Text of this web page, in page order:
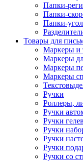
Папки-
Папки-
Папки-
Товары для
Маркеры и
Маркеры
Маркеры
Маркеры
Ручки
Роллеры,
Ручки
Ручки
Ручки
Ручки
Ручки
Ручки со